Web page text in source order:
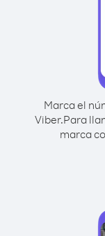
Marca el
Viber.Para
marca